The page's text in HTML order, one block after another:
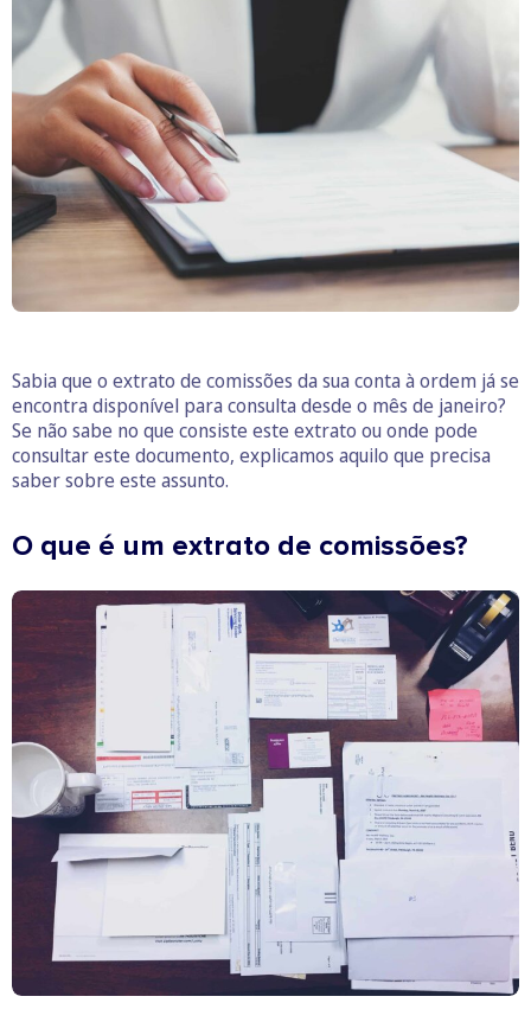
Sabia que o extrato de comissões da sua conta à ordem já se
encontra disponível para consulta desde o mês de janeiro?
Se não sabe no que consiste este extrato ou onde pode
consultar este documento, explicamos aquilo que precisa
saber sobre este assunto.
O que é um extrato de comissões?